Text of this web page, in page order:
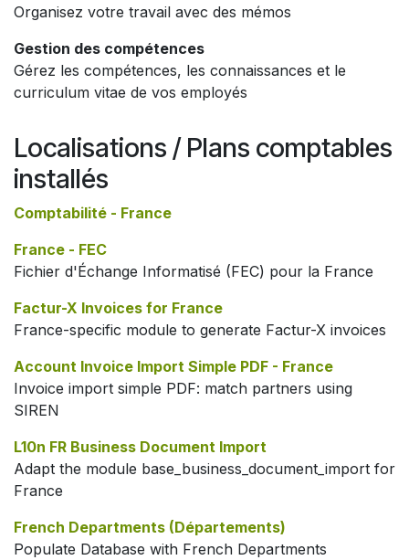
Organisez votre travail avec des mémos
Gestion des compétences
Gérez les compétences, les connaissances et le
curriculum vitae de vos employés
Localisations / Plans comptables
installés
Comptabilité - France
France - FEC
Fichier d'Échange Informatisé (FEC) pour la France
Factur-X Invoices for France
France-specific module to generate Factur-X invoices
Account Invoice Import Simple PDF - France
Invoice import simple PDF: match partners using
SIREN
L10n FR Business Document Import
Adapt the module base_business_document_import for
France
French Departments (Départements)
Populate Database with French Departments